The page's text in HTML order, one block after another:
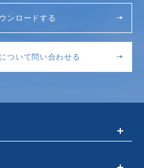
ンロードする
ついて問い合わせる